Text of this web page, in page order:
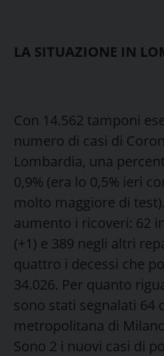
LA SITUAZIONE IN
Con 14.562 tamponi
numero di casi di
Lombardia, una
0,9% (era lo 0,5% ieri
molto maggiore di
aumento i ricoveri: 62
(+1) e 389 negli altri
quattro i decessi che
34.026. Per quanto
sono stati segnalati 64
metropolitana di
Sono 2 i nuovi casi di